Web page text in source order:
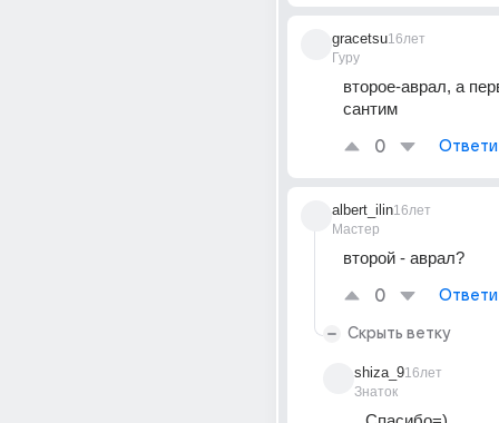
gracetsu
Гуру
16лет
второе-аврал, а
сантим
0
albert_ilin
Мастер
16лет
второй - аврал?
0
Скрыть ветку
shiza_9
Знаток
16лет